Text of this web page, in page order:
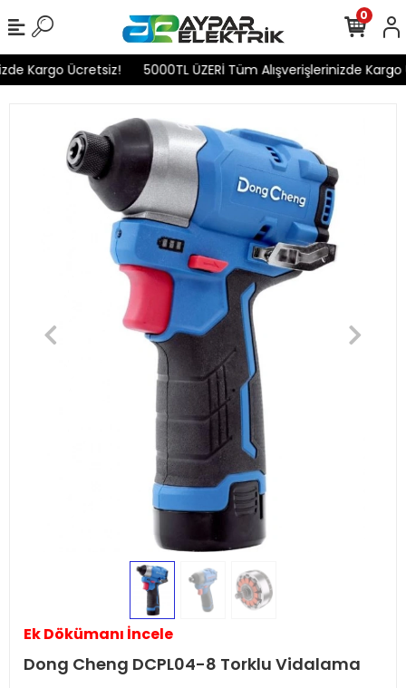
Kargo Ücretsiz! 5000TL ÜZERİ Tüm Alışverişlerinizde Kargo
0
Ek Dökümanı İncele
Dong Cheng DCPL04-8 Torklu Vidalama